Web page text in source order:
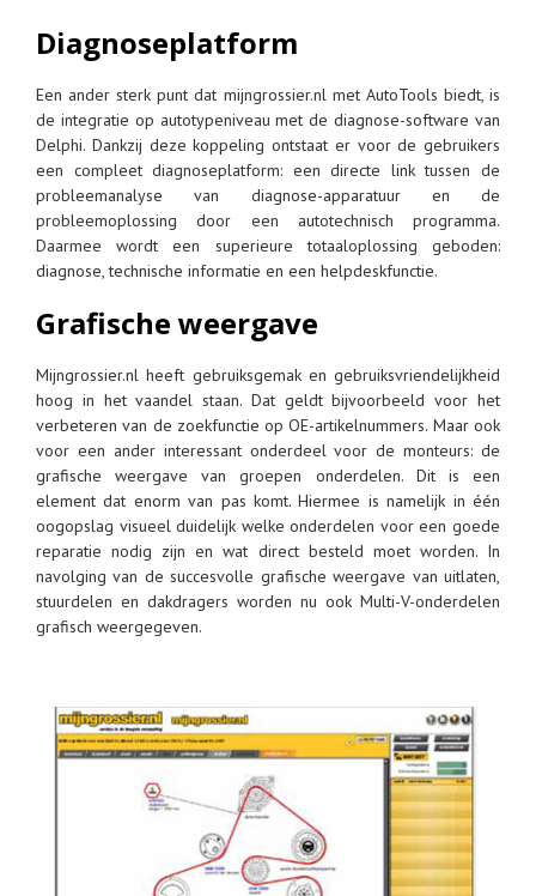
Diagnoseplatform
Een ander sterk punt dat mijngrossier.nl met AutoTools biedt, is
de integratie op autotypeniveau met de diagnose-software van
Delphi. Dankzij deze koppeling ontstaat er voor de gebruikers
een compleet diagnoseplatform: een directe link tussen de
probleemanalyse van diagnose-apparatuur en de
probleemoplossing door een autotechnisch programma.
Daarmee wordt een superieure totaaloplossing geboden:
diagnose, technische informatie en een helpdeskfunctie.
Grafische weergave
Mijngrossier.nl heeft gebruiksgemak en gebruiksvriendelijkheid
hoog in het vaandel staan. Dat geldt bijvoorbeeld voor het
verbeteren van de zoekfunctie op OE-artikelnummers. Maar ook
voor een ander interessant onderdeel voor de monteurs: de
grafische weergave van groepen onderdelen. Dit is een
element dat enorm van pas komt. Hiermee is namelijk in één
oogopslag visueel duidelijk welke onderdelen voor een goede
reparatie nodig zijn en wat direct besteld moet worden. In
navolging van de succesvolle grafische weergave van uitlaten,
stuurdelen en dakdragers worden nu ook Multi-V-onderdelen
grafisch weergegeven.